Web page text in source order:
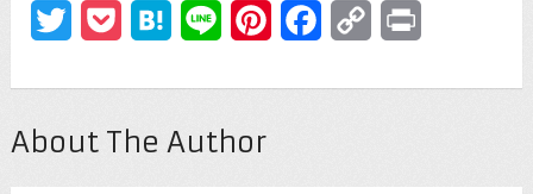
TwitterPocketHatenaLine PinterestFacebook
Copy
About The Author